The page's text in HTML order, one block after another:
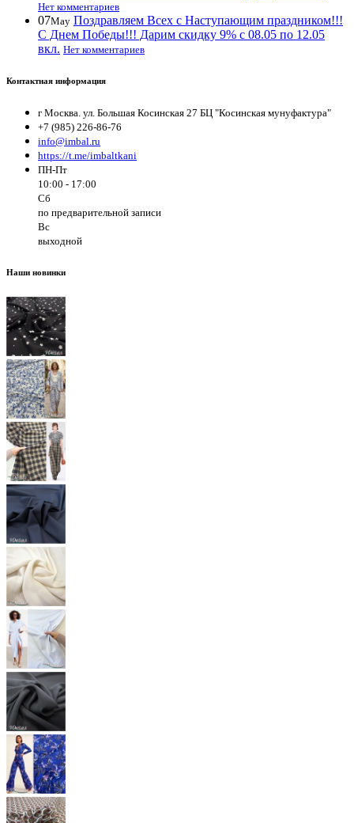
Нет комментариев
07May Поздравляем Всех с Наступающим праздником!!!
С Днем Победы!!! Дарим скидку 9% с 08.05 по 12.05
вкл. Нет комментариев
Контактная информация
г Москва. ул. Большая Косинская 27 БЦ "Косинская мунуфактура"
+7 (985) 226-86-76
info@imbal.ru
https://t.me/imbaltkani
ПН-Пт
10:00 - 17:00
Сб
по предварительной записи
Вс
выходной
Наши новинки